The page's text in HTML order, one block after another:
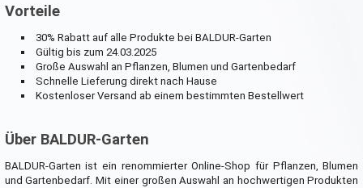
Vorteile
30% Rabatt auf alle Produkte bei BALDUR-Garten
Gültig bis zum 24.03.2025
Große Auswahl an Pflanzen, Blumen und Gartenbedarf
Schnelle Lieferung direkt nach Hause
Kostenloser Versand ab einem bestimmten Bestellwert
Über BALDUR-Garten
BALDUR-Garten ist ein renommierter Online-Shop für Pflanzen, Blumen
und Gartenbedarf. Mit einer großen Auswahl an hochwertigen Produkten